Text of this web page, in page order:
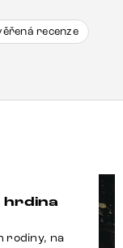
recenze
hrdina
rodiny, na